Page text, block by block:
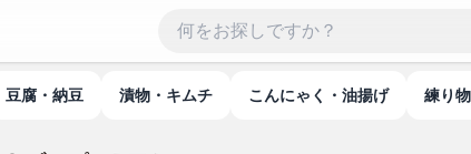
豆腐・納豆 漬物・キムチ こんにゃく・油揚げ 練